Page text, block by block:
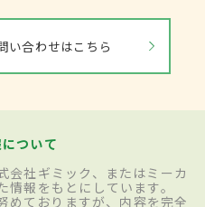
い合わせはこちら
ついて
会社ギミック、またはミーカ
報をもとにしています。
めておりますが、内容を完全